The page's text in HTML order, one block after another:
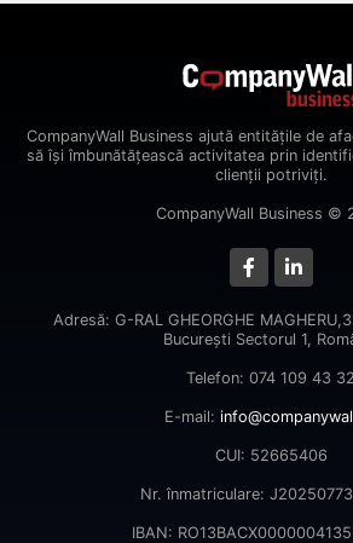
CompanyWall Business ajută entitățile de
să își îmbunătățească activitatea prin
clienții potriviți.
CompanyWall Business ©
Adresă: G-RAL GHEORGHE
Bucureşti Sectorul 1,
Telefon: 074 109 43 32
E-mail:
CUI: 52665406
Nr. înmatriculare:
IBAN: